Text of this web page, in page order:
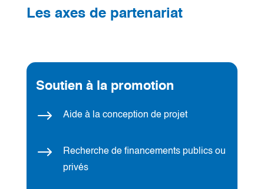
Les axes de partenariat
Soutien à la promotion
$ Aide à la conception de projet
$
Recherche de financements publics ou
privés